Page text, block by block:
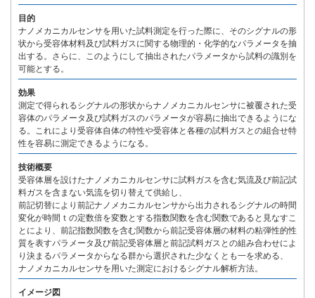
目的
ナノメカニカルセンサを用いた試料測定を行った際に、そのシグナルの形
状から受容体材料及び試料ガスに関する物理的・化学的なパラメータを抽
出する。さらに、このようにして抽出されたパラメータから試料の識別を
可能とする。
効果
測定で得られるシグナルの形状からナノメカニカルセンサに被覆された受
容体のパラメータ及び試料ガスのパラメータが容易に抽出できるようにな
る。これにより受容体自体の特性や受容体と各種の試料ガスとの組合せ特
性を容易に測定できるようになる。
技術概要
受容体層を設けたナノメカニカルセンサに試料ガスを含む気流及び前記試
料ガスを含まない気流を切り替えて供給し、
前記切替により前記ナノメカニカルセンサから出力されるシグナルの時間
変化が時間ｔの定数倍を変数とする指数関数を含む関数であると見なすこ
とにより、前記指数関数を含む関数から前記受容体層の材料の粘弾性的性
質を表すパラメータ及び前記受容体層と前記試料ガスとの組み合わせによ
り決まるパラメータからなる群から選択された少なくとも一を求める、
ナノメカニカルセンサを用いた測定におけるシグナル解析方法。
イメージ図